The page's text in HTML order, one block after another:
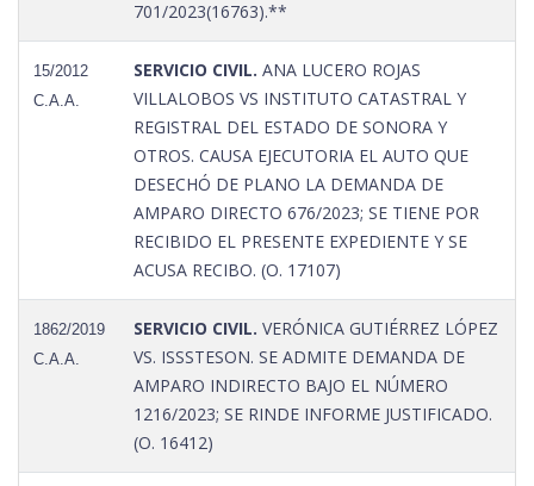
701/2023(16763).**
15/2012
C.A.A.
SERVICIO CIVIL. ANA LUCERO ROJAS
VILLALOBOS VS INSTITUTO CATASTRAL Y
REGISTRAL DEL ESTADO DE SONORA Y
OTROS. CAUSA EJECUTORIA EL AUTO QUE
DESECHÓ DE PLANO LA DEMANDA DE
AMPARO DIRECTO 676/2023; SE TIENE POR
RECIBIDO EL PRESENTE EXPEDIENTE Y SE
ACUSA RECIBO. (O. 17107)
1862/2019
C.A.A.
SERVICIO CIVIL. VERÓNICA GUTIÉRREZ LÓPEZ
VS. ISSSTESON. SE ADMITE DEMANDA DE
AMPARO INDIRECTO BAJO EL NÚMERO
1216/2023; SE RINDE INFORME JUSTIFICADO.
(O. 16412)